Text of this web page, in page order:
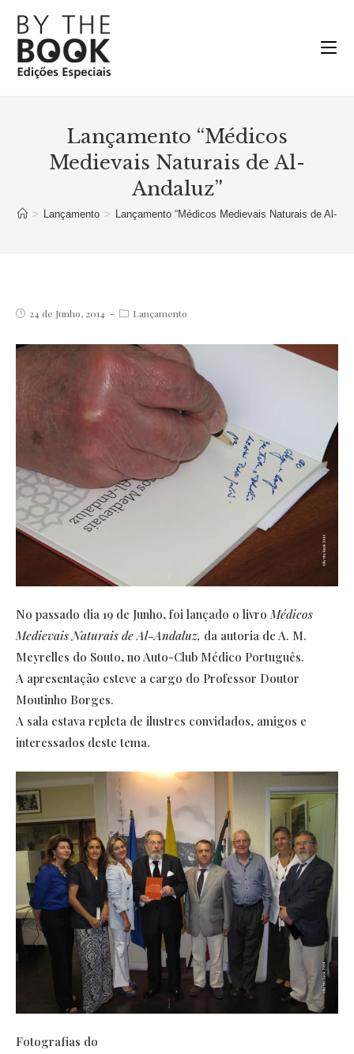
para
conteúdo
Lançamento “Médicos
Medievais Naturais de Al-
Andaluz”
> Lançamento > Lançamento “Médicos Medievais Naturais de Al-
Post24 de Junho, 2014
PostLançamento
No passado dia 19 de Junho, foi lançado o livroMédicos
Medievais Naturais de Al-Andaluz, da autoria de A. M.
Meyrelles do Souto, no Auto-Club Médico Português.
A apresentação esteve a cargo do Professor Doutor
Moutinho Borges.
A sala estava repleta de ilustres convidados, amigos e
interessados deste tema.
Fotografias do